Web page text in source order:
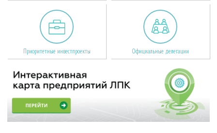
Приоритетные инвестпроекты Официальные делегации